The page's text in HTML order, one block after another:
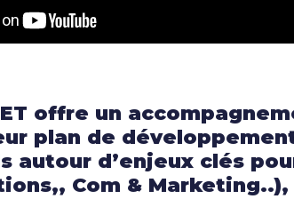
offre un
plan de
autour d’enjeux clés
Com &